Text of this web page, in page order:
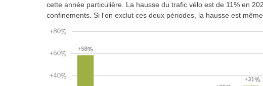
cette année particulière. La hausse du trafic vélo est de 11% en
confinements. Si l'on exclut ces deux périodes, la hausse est